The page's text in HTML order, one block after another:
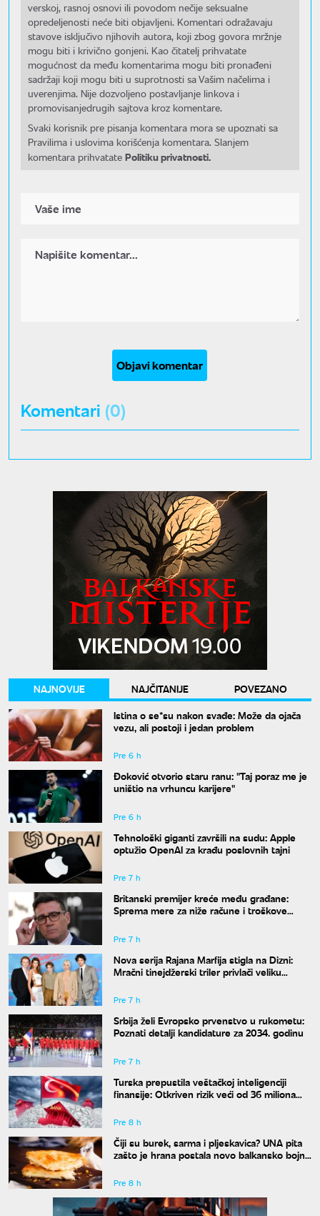
verskoj, rasnoj osnovi ili povodom nečije seksualne
opredeljenosti neće biti objavljeni. Komentari odražavaju
stavove isključivo njihovih autora, koji zbog govora mržnje
mogu biti i krivično gonjeni. Kao čitatelj prihvatate
mogućnost da među komentarima mogu biti pronađeni
sadržaji koji mogu biti u suprotnosti sa Vašim načelima i
uverenjima. Nije dozvoljeno postavljanje linkova i
promovisanjedrugih sajtova kroz komentare.
Svaki korisnik pre pisanja komentara mora se upoznati sa
Pravilima i uslovima korišćenja komentara. Slanjem
komentara prihvatate Politiku privatnosti.
Objavi komentar
Komentari (0)
NAJNOVIJE NAJČITANIJE
POVEZANO
Istina o se*su nakon svađe: Može da ojača
vezu, ali postoji i jedan problem
Pre 6 h
Đoković otvorio staru ranu: "Taj poraz me je
uništio na vrhuncu karijere"
Pre 6 h
Tehnološki giganti završili na sudu: Apple
optužio OpenAI za krađu poslovnih tajni
Pre 7 h
Britanski premijer kreće među građane:
Sprema mere za niže račune i troškove
Pre 7 h
Nova serija Rajana Marfija stigla na Dizni:
Mračni tinejdžerski triler privlači veliku
Pre 7 h
Srbija želi Evropsko prvenstvo u rukometu:
Poznati detalji kandidature za 2034. godinu
Pre 7 h
Turska prepustila veštačkoj inteligenciji
finansije: Otkriven rizik veći od 36 miliona
Pre 8 h
Čiji su burek, sarma i pljeskavica? UNA pita
zašto je hrana postala novo balkansko bojno
Pre 8 h